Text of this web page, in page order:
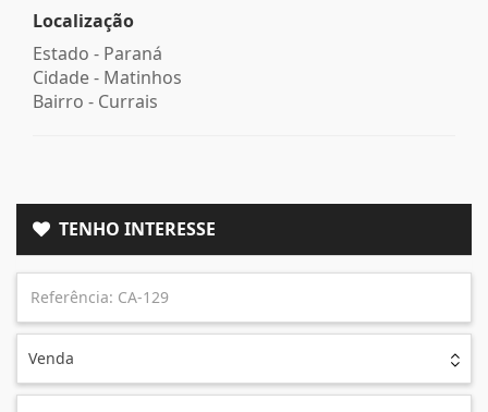
Localização
Estado - Paraná
Cidade - Matinhos
Bairro - Currais
TENHO INTERESSE
Venda